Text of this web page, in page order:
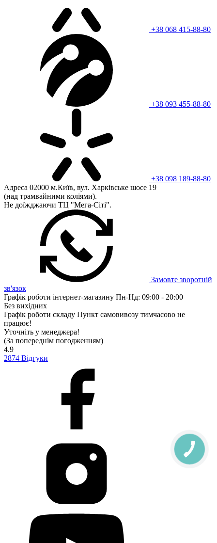
+38 068 415-88-80
+38 093 455-88-80
+38 098 189-88-80
Адреса 02000 м.Київ, вул. Харківське шосе 19
(над трамвайними коліями).
Не доїжджаючи ТЦ "Мега-Сіті".
Замовте зворотній
зв'язок
Графік роботи інтернет-магазину Пн-Нд: 09:00 - 20:00
Без вихідних
Графік роботи складу Пункт самовивозу тимчасово не
працює!
Уточніть у менеджера!
(За попереднім погодженням)
4.9
2874 Відгуки